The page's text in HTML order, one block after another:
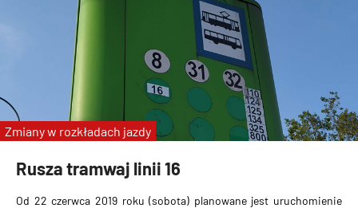
Rusza tramwaj linii 16
Od 22 czerwca 2019 roku (sobota) planowane jest uruchomienie
Zmiany w rozkładach jazdy